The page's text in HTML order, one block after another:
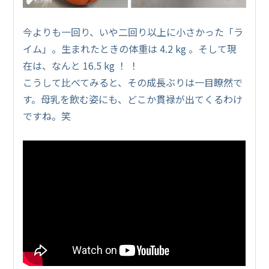
今よりも一回り、いや二回り以上に小さかった「ラ
イム」。生まれたときの体重は 4.2 kg 。そして現
在は、なんと 16.5 kg ！ ！
こうして比べてみると、その成長ぶりは一目瞭然で
す。母乳を飲む姿にも、どこか貫禄が出てくるわけ
ですね。笑